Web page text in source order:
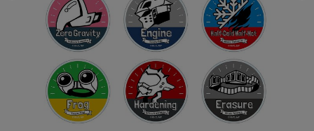
おすすめ
書籍
colleize B
OX